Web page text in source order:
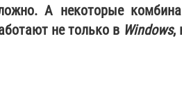
А некоторые
не только в Windows,